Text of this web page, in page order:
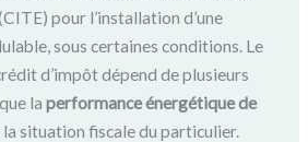
pour l’installation d’une
sous certaines conditions. Le
d’impôt dépend de plusieurs
la performance énergétique de
situation fiscale du particulier.